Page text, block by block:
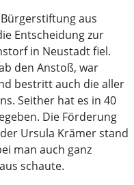
aus
Entscheidung zur
in Neustadt fiel.
den Anstoß, war
bestritt auch die aller
Seither hat es in 40
Die Förderung
Ursula Krämer stand
man auch ganz
schaute.